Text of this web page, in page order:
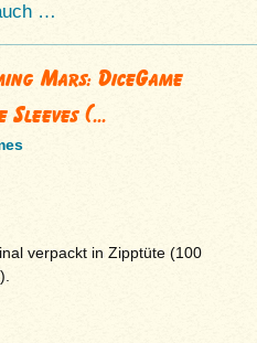
…
Mars: DiceGame
Sleeves (...
verpackt in Zipptüte (100